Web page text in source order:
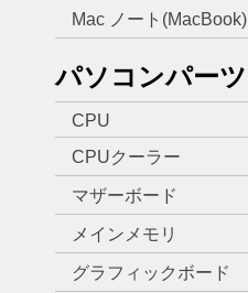
Mac ノート(MacBook)
パソコンパーツ
CPU
CPUクーラー
マザーボード
メインメモリ
グラフィックボード